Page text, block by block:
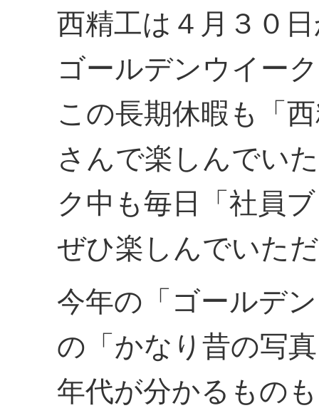
西精工は４月３０
ゴールデンウイー
この長期休暇も「
さんで楽しんでい
ク中も毎日「社員
ぜひ楽しんでいた
今年の「ゴールデ
の「かなり昔の写
年代が分かるもの